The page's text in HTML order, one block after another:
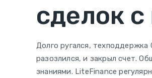
сделок
Долго ругался, техподдержка
разозлился, и закрыл счет.
знаниями. LiteFinance